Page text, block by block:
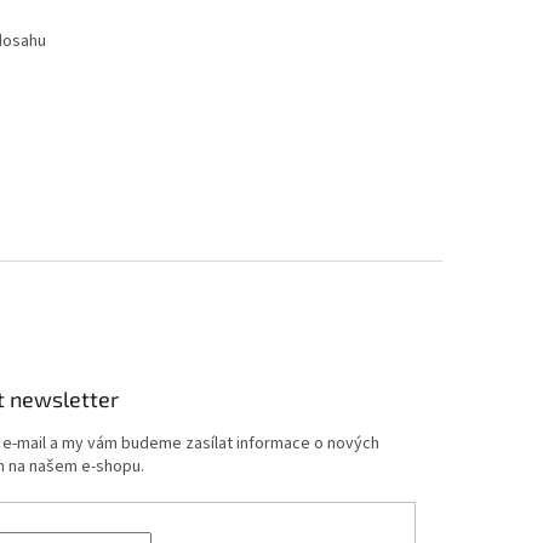
newsletter
mail a my vám budeme zasílat informace o nových
našem e-shopu.